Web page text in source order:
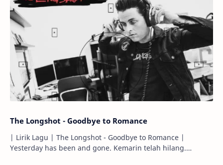
The Longshot - Goodbye to Romance
| Lirik Lagu | The Longshot - Goodbye to Romance |
Yesterday has been and gone. Kemarin telah hilang.